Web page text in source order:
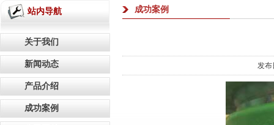
站内导航
关于我们
新闻动态
产品介绍
成功案例
成功案例
发布